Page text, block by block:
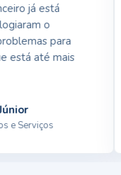
já está
o
para
até mais
Serviços